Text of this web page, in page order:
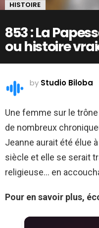
HISTOIRE
853 : La
ou histoire
by Studio Biloba
Une femme sur le
de nombreux
Jeanne aurait été élue
siècle et elle se serait
religieuse… en
Pour en savoir plus,